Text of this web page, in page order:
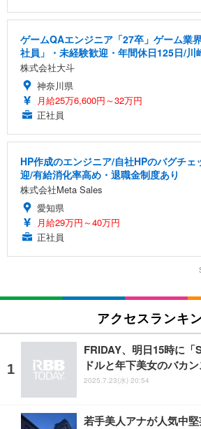
ゲームQAエンジニア「27卒」ゲーム業
社員」・未経験歓迎・年間休日125日/川
株式会社大斗
神奈川県
月給25万6,600円～32万円
正社員
HP作成のエンジニア/自社HPのバグチェ
迎/有給消化率高め・退職金制度あり
株式会社Meta Sales
愛知県
月給29万円～40万円
正社員
アクセスランキ
FRIDAY、明日15時に「
ドルと年下美女のバカ
2025.7.23(水) 20:54
若手美人アナが人気中堅